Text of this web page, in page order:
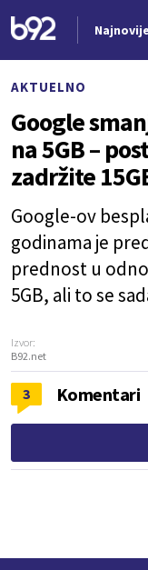
Najnovije
AKTUELNO
Google
na 5GB –
zadržite
Google-ov
godinama je
prednost u
5GB, ali to se
Izvor:
B92.net
3 Komentari